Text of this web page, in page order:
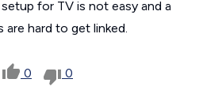
for TV is not easy and a
hard to get linked.
0 0